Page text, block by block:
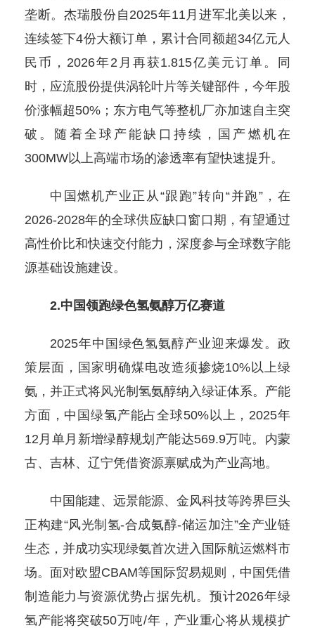
垄断。杰瑞股份自2025年11月进军北美以来，
连续签下4份大额订单，累计合同额超34亿元人
民币，2026年2月再获1.815亿美元订单。同
时，应流股份提供涡轮叶片等关键部件，今年股
价涨幅超50%；东方电气等整机厂亦加速自主突
破。随着全球产能缺口持续，国产燃机在
300MW以上高端市场的渗透率有望快速提升。
中国燃机产业正从“跟跑”转向“并跑”，在
2026-2028年的全球供应缺口窗口期，有望通过
高性价比和快速交付能力，深度参与全球数字能
源基础设施建设。
2.中国领跑绿色氢氨醇万亿赛道
2025年中国绿色氢氨醇产业迎来爆发。政
策层面，国家明确煤电改造须掺烧10%以上绿
氨，并正式将风光制氢氨醇纳入绿证体系。产能
方面，中国绿氢产能占全球50%以上，2025年
12月单月新增绿醇规划产能达569.9万吨。内蒙
古、吉林、辽宁凭借资源禀赋成为产业高地。
中国能建、远景能源、金风科技等跨界巨头
正构建“风光制氢-合成氨醇-储运加注”全产业链
生态，并成功实现绿氨首次进入国际航运燃料市
场。面对欧盟CBAM等国际贸易规则，中国凭借
制造能力与资源优势占据先机。预计2026年绿
氢产能将突破50万吨/年，产业重心将从规模扩